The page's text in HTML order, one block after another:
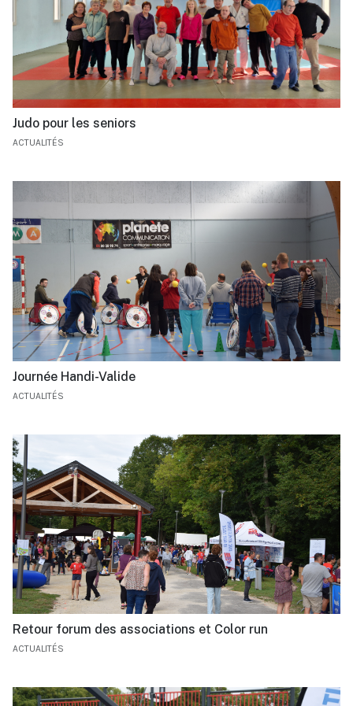
Judo pour les seniors
ACTUALITÉS
Journée Handi-Valide
ACTUALITÉS
Retour forum des associations et Color run
ACTUALITÉS